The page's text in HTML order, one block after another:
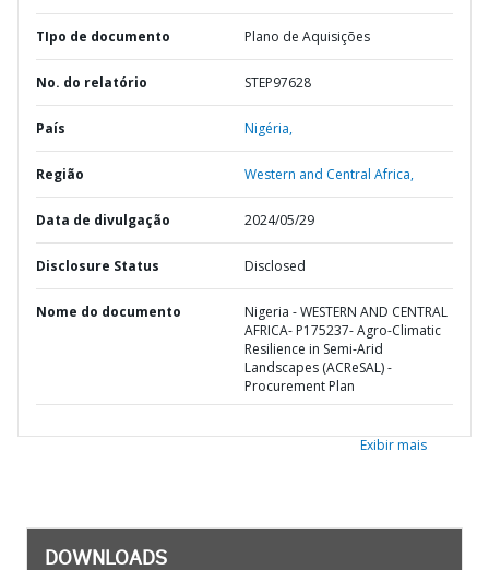
TIpo de documento Plano de Aquisições
No. do relatório STEP97628
País Nigéria,
Região Western and Central Africa,
Data de divulgação 2024/05/29
Disclosure Status Disclosed
Nome do documento
Nigeria - WESTERN AND CENTRAL
AFRICA- P175237- Agro-Climatic
Resilience in Semi-Arid
Landscapes (ACReSAL) -
Procurement Plan
Exibir mais
DOWNLOADS